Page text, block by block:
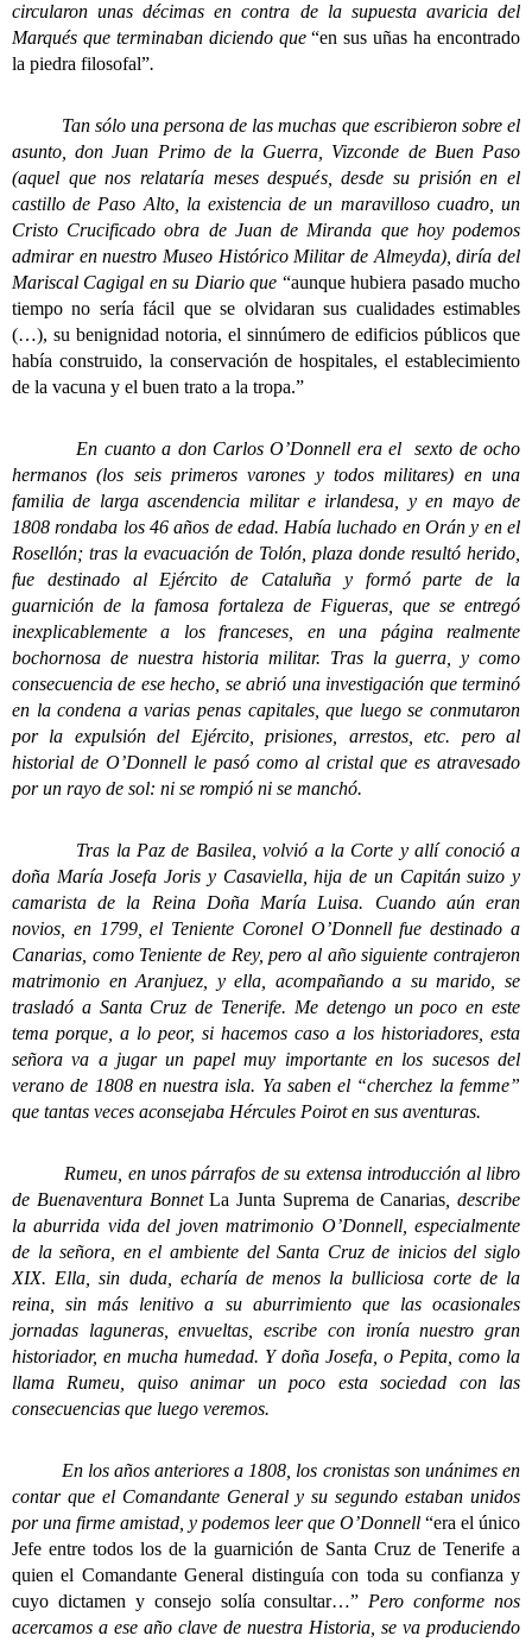
circularon unas décimas en contra de la supuesta avaricia del
Marqués que terminaban diciendo que“en sus uñas ha encontrado
la piedra filosofal”.
Tan sólo una persona de las muchas que escribieron sobre el
asunto, don Juan Primo de la Guerra, Vizconde de Buen Paso
(aquel que nos relataría meses después, desde su prisión en el
castillo de Paso Alto, la existencia de un maravilloso cuadro, un
Cristo Crucificado obra de Juan de Miranda que hoy podemos
admirar en nuestro Museo Histórico Militar de Almeyda), diría del
Mariscal Cagigal en su Diario que “aunque hubiera pasado mucho
tiempo no sería fácil que se olvidaran sus cualidades estimables
(…), su benignidad notoria, el sinnúmero de edificios públicos que
había construido, la conservación de hospitales, el establecimiento
de la vacuna y el buen trato a la tropa.”
En cuanto a don Carlos O’Donnell era el sexto de ocho
hermanos (los seis primeros varones y todos militares) en una
familia de larga ascendencia militar e irlandesa, y en mayo de
1808 rondaba los 46 años de edad. Había luchado en Orán y en el
Rosellón; tras la evacuación de Tolón, plaza donde resultó herido,
fue destinado al Ejército de Cataluña y formó parte de la
guarnición de la famosa fortaleza de Figueras, que se entregó
inexplicablemente a los franceses, en una página realmente
bochornosa de nuestra historia militar. Tras la guerra, y como
consecuencia de ese hecho, se abrió una investigación que terminó
en la condena a varias penas capitales, que luego se conmutaron
por la expulsión del Ejército, prisiones, arrestos, etc. pero al
historial de O’Donnell le pasó como al cristal que es atravesado
por un rayo de sol: ni se rompió ni se manchó.
Tras la Paz de Basilea, volvió a la Corte y allí conoció a
doña María Josefa Joris y Casaviella, hija de un Capitán suizo y
camarista de la Reina Doña María Luisa. Cuando aún eran
novios, en 1799, el Teniente Coronel O’Donnell fue destinado a
Canarias, como Teniente de Rey, pero al año siguiente contrajeron
matrimonio en Aranjuez, y ella, acompañando a su marido, se
trasladó a Santa Cruz de Tenerife. Me detengo un poco en este
tema porque, a lo peor, si hacemos caso a los historiadores, esta
señora va a jugar un papel muy importante en los sucesos del
verano de 1808 en nuestra isla. Ya saben el “cherchez la femme”
que tantas veces aconsejaba Hércules Poirot en sus aventuras.
Rumeu, en unos párrafos de su extensa introducción al libro
de Buenaventura BonnetLa Junta Suprema de Canarias , describe
la aburrida vida del joven matrimonio O’Donnell, especialmente
de la señora, en el ambiente del Santa Cruz de inicios del siglo
XIX. Ella, sin duda, echaría de menos la bulliciosa corte de la
reina, sin más lenitivo a su aburrimiento que las ocasionales
jornadas laguneras, envueltas, escribe con ironía nuestro gran
historiador, en mucha humedad. Y doña Josefa, o Pepita, como la
llama Rumeu, quiso animar un poco esta sociedad con las
consecuencias que luego veremos.
En los años anteriores a 1808, los cronistas son unánimes en
contar que el Comandante General y su segundo estaban unidos
por una firme amistad, y podemos leer que O’Donnell “era el único
Jefe entre todos los de la guarnición de Santa Cruz de Tenerife a
quien el Comandante General distinguía con toda su confianza y
cuyo dictamen y consejo solía consultar…” Pero conforme nos
acercamos a ese año clave de nuestra Historia, se va produciendo